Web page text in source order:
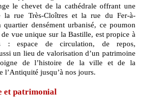
le chevet de la cathédrale offrant une
la rue Très-Cloîtres et la rue du Fer-à-
densément urbanisé, ce poumon
vue unique sur la Bastille, est propice à
: espace de circulation, de repos,
un lieu de valorisation d’un patrimoine
de l’histoire de la ville et de la
l’Antiquité jusqu’à nos jours.
et patrimonial